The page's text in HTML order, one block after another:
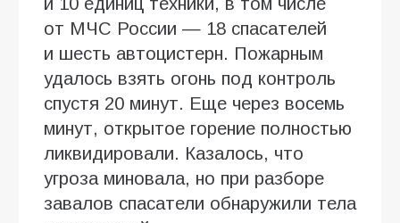
от МЧС России — 18 спасателей
и шесть автоцистерн. Пожарным
удалось взять огонь под контроль
спустя 20 минут. Еще через восемь
минут, открытое горение полностью
ликвидировали. Казалось, что
угроза миновала, но при разборе
завалов спасатели обнаружили тела